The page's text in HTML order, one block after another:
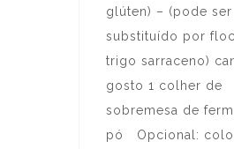
glúten) – (pode ser
substituído por
trigo sarraceno)
gosto 1 colher de
sobremesa de
pó Opcional: